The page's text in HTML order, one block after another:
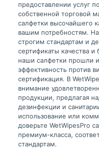
предоставлении услуг
собственной торговой
салфетки высочайшего
вашим потребностям.
строгим стандартам и
сертификаты качества
наши салфетки прошли
эффективность против
сертификация. В
внимание
продукции, предлагая
дезинфекции и
использование или
доверьте WetWipesPro
премиум-класса,
стандартам.